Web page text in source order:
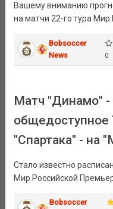
Вашему вниманию
на матчи 22-го тура Мир
Bobsoccer
News
0
Матч "Динамо" -
"Спартака" - на
Стало известно
Мир Российской
Bobsoccer